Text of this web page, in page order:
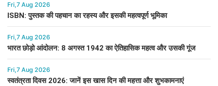
Fri,7 Aug 2026
ISBN: पुस्तक की पहचान का रहस्य और इसकी महत्वपूर्ण भूमिका
Fri,7 Aug 2026
भारत छोड़ो आंदोलन: 8 अगस्त 1942 का ऐतिहासिक महत्व और उसकी गूंज
Fri,7 Aug 2026
स्वतंत्रता दिवस 2026: जानें इस खास दिन की महत्ता और शुभकामनाएं